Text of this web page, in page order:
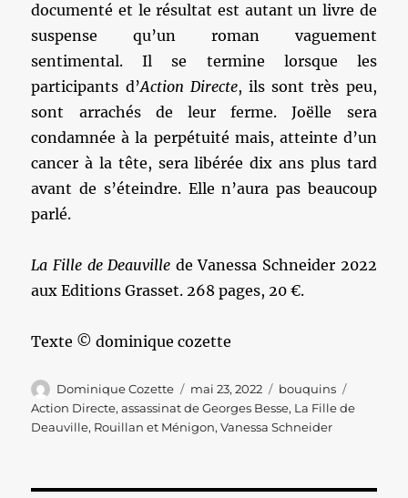
documenté et le résultat est autant un livre de
suspense qu’un roman vaguement
sentimental. Il se termine lorsque les
participants d’Action Directe, ils sont très peu,
sont arrachés de leur ferme. Joëlle sera
condamnée à la perpétuité mais, atteinte d’un
cancer à la tête, sera libérée dix ans plus tard
avant de s’éteindre. Elle n’aura pas beaucoup
parlé.
La Fille de Deauville de Vanessa Schneider 2022
aux Editions Grasset. 268 pages, 20 €.
Texte © dominique cozette
Auteur
Dominique Cozette
Publié
le
mai 23, 2022 Catégories
bouquins
Action Directe,assassinat de Georges Besse, La Fille de
Deauville, Rouillan et Ménigon,Vanessa Schneider